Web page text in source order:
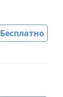
Бесплатно